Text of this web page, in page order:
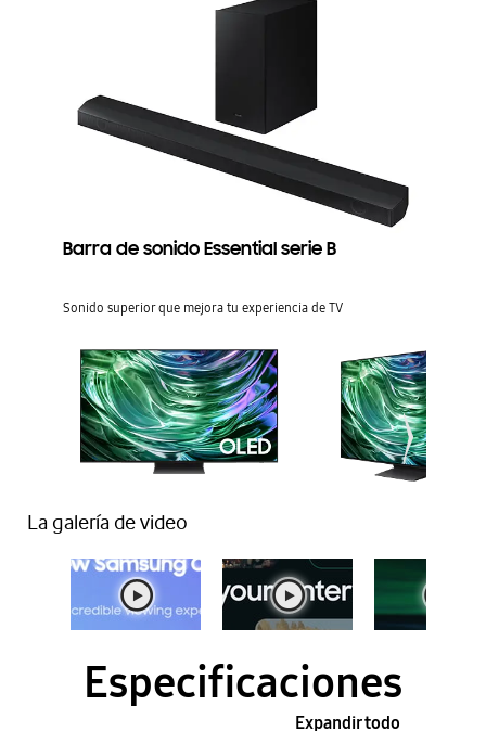
Barra de sonido Essential serie B
Sonido superior que mejora tu experiencia de TV
La galería de video
Especificaciones
Expandir todo